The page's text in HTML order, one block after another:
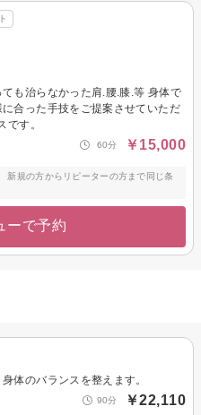
も治らなかった肩.腰.膝.等 身体で
合った手技をご提案させていただ
です。
60分 ￥15,000
新規の方からリピーターの方まで同じ条
ーで予約
体のバランスを整えます。
90分 ￥22,110